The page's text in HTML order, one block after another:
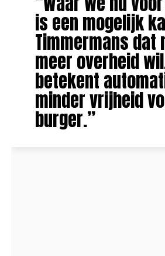
is een mogelijk
Timmermans dat
meer overheid
betekent
minder vrijheid
burger.”